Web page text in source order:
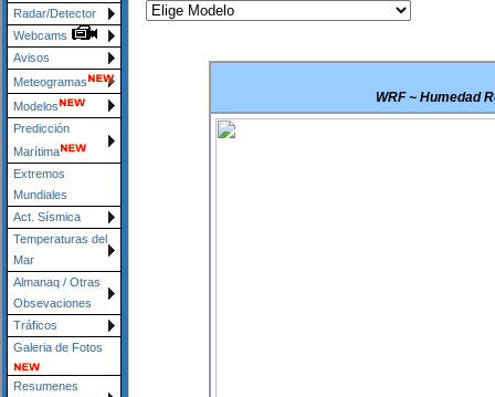
Radar/Detector
Webcams
Avisos
Meteogramas
Modelos
Predicción
Marítima
Extremos
Mundiales
Act. Sísmica
Temperaturas del
Mar
Almanaq / Otras
Obsevaciones
Tráficos
Galeria de Fotos
Resumenes
WRF ~ Humedad